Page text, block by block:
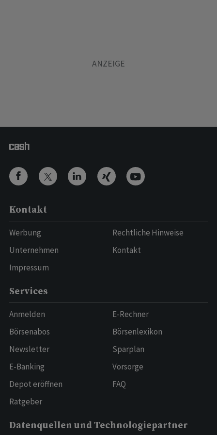
Kontakt
Werbung
Unternehmen
Impressum
Rechtliche Hinweise
Kontakt
Services
Anmelden
Börsenabos
Newsletter
E-Banking
Depot eröffnen
Ratgeber
E-Rechner
Börsenlexikon
Sparplan
Vorsorge
FAQ
Datenquellen und Technologiepartner